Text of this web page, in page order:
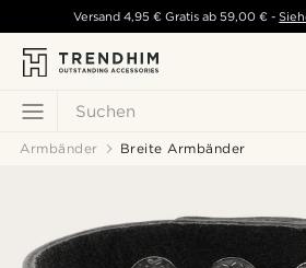
Suchen
Versand 4,95 € Gratis ab59,00 € -
Armbänder Breite Armbänder